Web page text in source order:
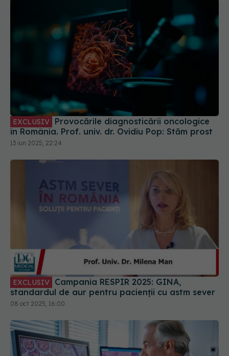
EXCLUSIV
în România. Prof. univ. dr. Ovidiu Pop: Stăm prost
13 iun 2025, 22:24
EXCLUSIV
standardul de aur pentru pacienții cu astm sever
08 oct 2025, 16:00